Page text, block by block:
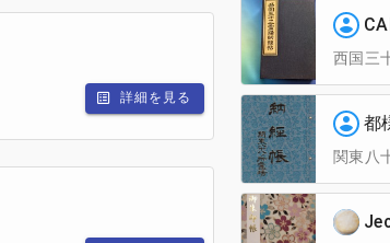
詳細を見る
西国三
都
関東八